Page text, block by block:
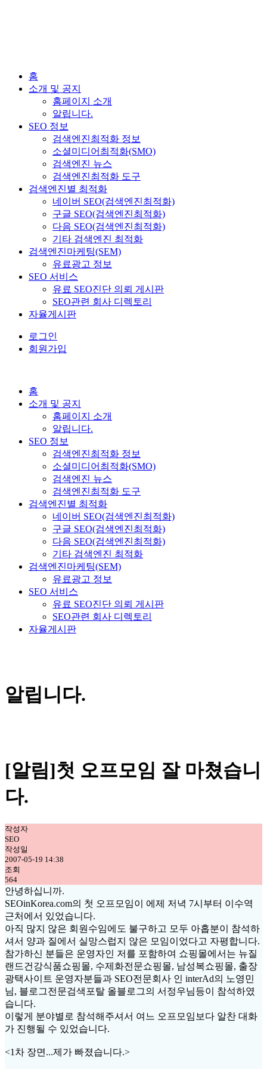
홈
소개 및 공지
홈페이지 소개
알립니다.
SEO 정보
검색엔진최적화 정보
소셜미디어최적화(SMO)
검색엔진 뉴스
검색엔진최적화 도구
검색엔진별 최적화
네이버 SEO(검색엔진최적화)
구글 SEO(검색엔진최적화)
다음 SEO(검색엔진최적화)
기타 검색엔진 최적화
검색엔진마케팅(SEM)
유료광고 정보
SEO 서비스
유료 SEO진단 의뢰 게시판
SEO관련 회사 디렉토리
자율게시판
로그인
회원가입
홈
소개 및 공지
홈페이지 소개
알립니다.
SEO 정보
검색엔진최적화 정보
소셜미디어최적화(SMO)
검색엔진 뉴스
검색엔진최적화 도구
검색엔진별 최적화
네이버 SEO(검색엔진최적화)
구글 SEO(검색엔진최적화)
다음 SEO(검색엔진최적화)
기타 검색엔진 최적화
검색엔진마케팅(SEM)
유료광고 정보
SEO 서비스
유료 SEO진단 의뢰 게시판
SEO관련 회사 디렉토리
자율게시판
알립니다.
[알림]첫 오프모임 잘 마쳤습니
다.
작성자
SEO
작성일
2007-05-19 14:38
조회
564
안녕하십니까.
SEOinKorea.com의 첫 오프모임이 에제 저녁 7시부터 이수역
근처에서 있었습니다.
아직 많지 않은 회원수임에도 불구하고 모두 아홉분이 참석하
셔서 양과 질에서 실망스럽지 않은 모임이었다고 자평합니다.
참가하신 분들은 운영자인 저를 포함하여 쇼핑몰에서는 뉴질
랜드건강식품쇼핑몰, 수제화전문쇼핑몰, 남성복쇼핑몰, 출장
광택사이트 운영자분들과 SEO전문회사 인 interAd의 노영민
님, 블로그전문검색포탈 올블로그의 서정우님등이 참석하였
습니다.
이렇게 분야별로 참석해주셔서 여느 오프모임보다 알찬 대화
가 진행될 수 있었습니다.
<1차 장면...제가 빠졌습니다.>